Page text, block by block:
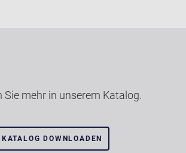
Sie mehr in unserem Katalog.
KATALOG DOWNLOADEN